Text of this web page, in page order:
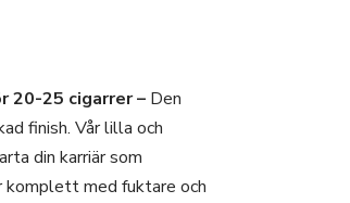
20-25 cigarrer – Den
finish. Vår lilla och
din karriär som
komplett med fuktare och